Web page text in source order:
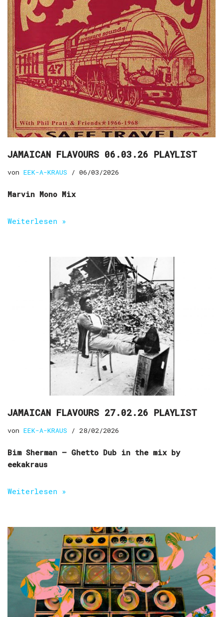
JAMAICAN FLAVOURS 06.03.26 PLAYLIST
von EEK-A-KRAUS 06/03/2026
Marvin Mono Mix
Weiterlesen »
JAMAICAN FLAVOURS 27.02.26 PLAYLIST
von EEK-A-KRAUS 28/02/2026
Bim Sherman – Ghetto Dub in the mix by
eekakraus
Weiterlesen »